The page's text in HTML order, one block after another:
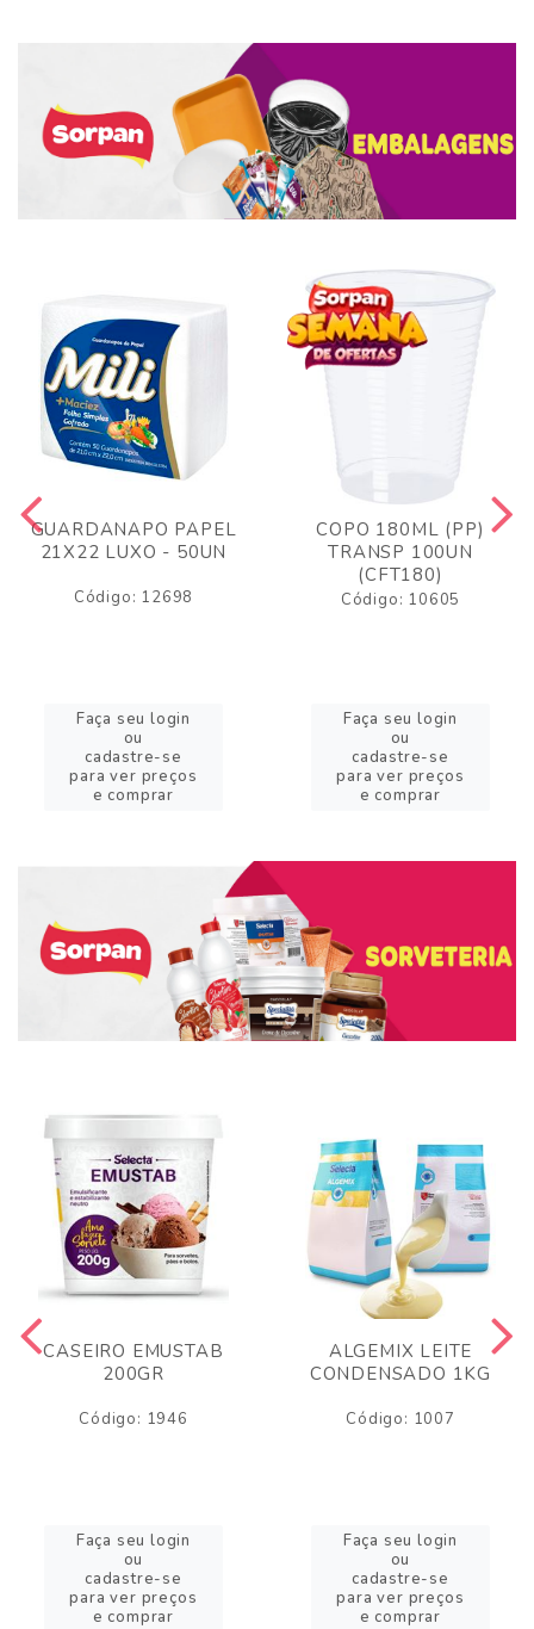
GUARDANAPO PAPEL
21X22 LUXO - 50UN
Código: 12698
Faça seu login
ou
cadastre-se
para ver preços
e comprar
COPO 180ML (PP)
TRANSP 100UN
(CFT180)
Código: 10605
Faça seu login
ou
cadastre-se
para ver preços
e comprar
CASEIRO EMUSTAB
200GR
Código: 1946
Faça seu login
ou
cadastre-se
para ver preços
e comprar
ALGEMIX LEITE
CONDENSADO 1KG
Código: 1007
Faça seu login
ou
cadastre-se
para ver preços
e comprar